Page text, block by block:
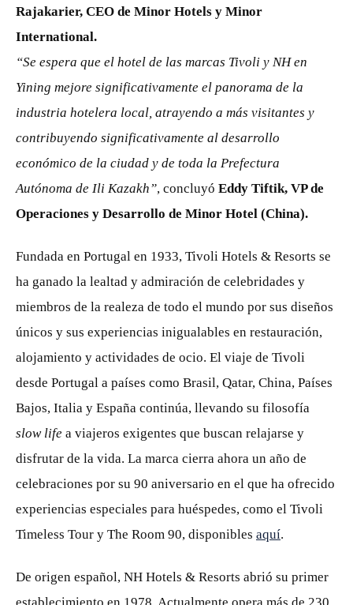
Rajakarier, CEO de Minor Hotels y Minor
International.
“Se espera que el hotel de las marcas Tivoli y NH en
Yining mejore significativamente el panorama de la
industria hotelera local, atrayendo a más visitantes y
contribuyendo significativamente al desarrollo
económico de la ciudad y de toda la Prefectura
Autónoma de Ili Kazakh”, concluyó Eddy Tiftik, VP de
Operaciones y Desarrollo de Minor Hotel (China).
Fundada en Portugal en 1933, Tivoli Hotels & Resorts se
ha ganado la lealtad y admiración de celebridades y
miembros de la realeza de todo el mundo por sus diseños
únicos y sus experiencias inigualables en restauración,
alojamiento y actividades de ocio. El viaje de Tivoli
desde Portugal a países como Brasil, Qatar, China, Países
Bajos, Italia y España continúa, llevando su filosofía
slow life a viajeros exigentes que buscan relajarse y
disfrutar de la vida. La marca cierra ahora un año de
celebraciones por su 90 aniversario en el que ha ofrecido
experiencias especiales para huéspedes, como el Tivoli
Timeless Tour y The Room 90, disponibles aquí.
De origen español, NH Hotels & Resorts abrió su primer